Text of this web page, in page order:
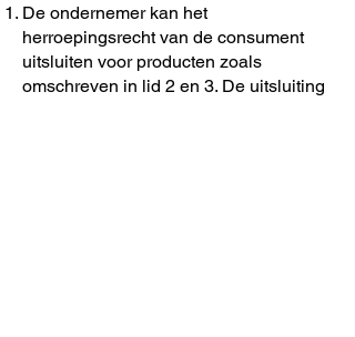
De ondernemer kan het
herroepingsrecht van de consument
uitsluiten voor producten zoals
omschreven in lid 2 en 3. De uitsluiting